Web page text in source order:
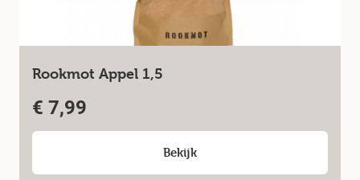
Rookmot Appel 1,5
€ 7,99
Bekijk